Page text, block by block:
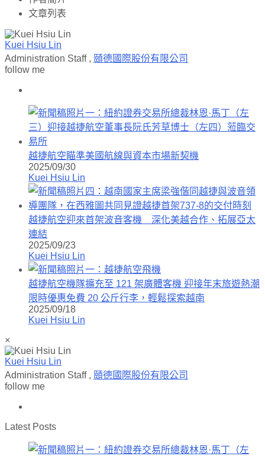
文章列表
Kuei Hsiu Lin
Administration Staff , 頤德國際股份有限公司
follow me
越捷航空瞄準美國航線與資本市場新契機
2025/09/30
Kuei Hsiu Lin
越捷航空迎來首架波音客機 深化美越合作、拓展亞太
連結
2025/09/23
Kuei Hsiu Lin
越捷航空機隊擴充至 121 架廣體客機 迎接年末旅遊熱潮
限時優惠免費 20 公斤行李，輕鬆探索越南
2025/09/18
Kuei Hsiu Lin
×
Kuei Hsiu Lin
Administration Staff , 頤德國際股份有限公司
follow me
Latest Posts